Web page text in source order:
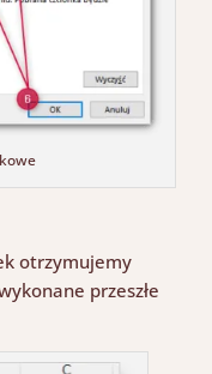
otrzymujemy
przeszłe